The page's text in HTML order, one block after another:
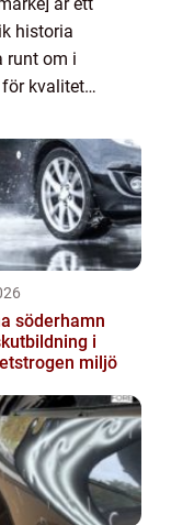
historia
runt om i
kvalitet,
söderhamn
i
miljö